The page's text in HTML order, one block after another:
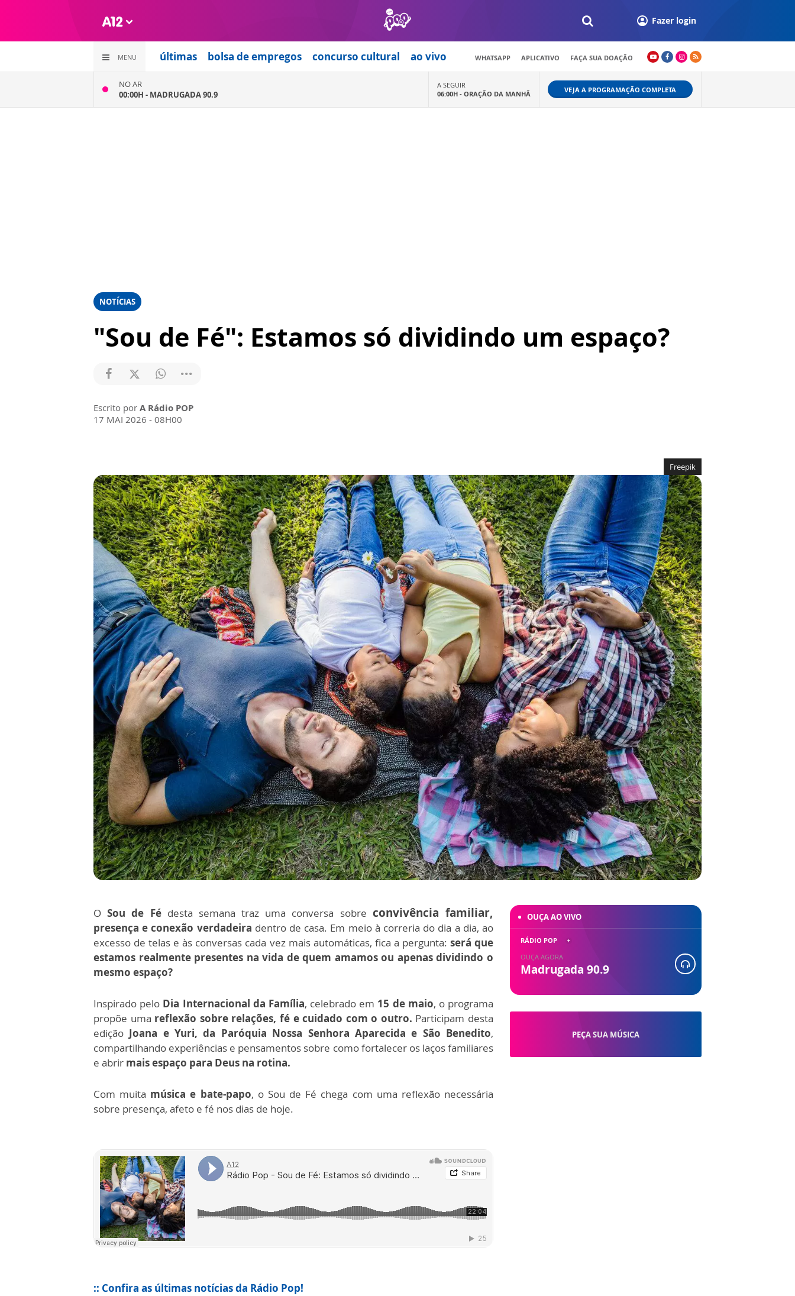
Fazer login
MENU últimas bolsa de empregos concurso cultural ao vivo WHATSAPP APLICATIVO FAÇA SUA DOAÇÃO
NO AR
00:00H - MADRUGADA 90.9
A SEGUIR
06:00H - ORAÇÃO DA MANHÃ VEJA A PROGRAMAÇÃO COMPLETA
NOTÍCIAS
"Sou de Fé": Estamos só dividindo um espaço?
Escrito por A Rádio POP
17 MAI 2026 - 08H00
Freepik
OSou de Fédesta semana traz uma conversa sobre convivência familiar,
presença e conexão verdadeira dentro de casa. Em meio à correria do dia a dia, ao
excesso de telas e às conversas cada vez mais automáticas, fica a pergunta: será que
estamos realmente presentes na vida de quem amamos ou apenas dividindo o
mesmo espaço?
Inspirado pelo Dia Internacional da Família, celebrado em 15 de maio, o programa
propõe uma reflexão sobre relações, fé e cuidado com o outro. Participam desta
edição Joana e Yuri, da Paróquia Nossa Senhora Aparecida e São Benedito,
compartilhando experiências e pensamentos sobre como fortalecer os laços familiares
e abrir mais espaço para Deus na rotina.
Com muita música e bate-papo, o Sou de Fé chega com uma reflexão necessária
sobre presença, afeto e fé nos dias de hoje.
:: Confira as últimas notícias da Rádio Pop!
PEÇA SUA MÚSICA
OUÇA AO VIVO
RÁDIO POP
OUÇA AGORA
Madrugada 90.9